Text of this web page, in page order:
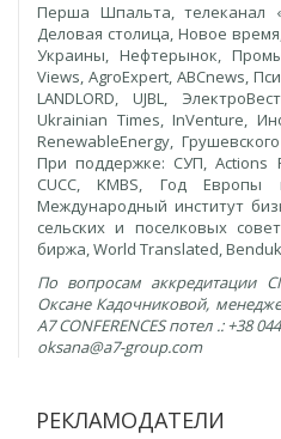
Перша Шпальта, телеканал
Деловая столица, Новое
Украины, Нефтерынок,
Views, AgroExpert, ABCnews,
LANDLORD, UJBL,
Ukrainian Times, InVenture,
RenewableEnergy,
При поддержке: СУП, Actions
CUCC, KMBS, Год Европы
Международный институт
сельских и поселковых
биржа, World Translated,
По вопросам аккредитации
Оксане Кадочниковой,
A7 CONFERENCESпотел.: +38
oksana@a7-group.com
РЕКЛАМОДАТЕЛИ